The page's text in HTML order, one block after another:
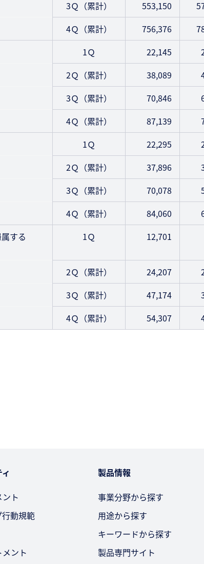
3Ｑ（累計）
553,150
4Ｑ（累計）
756,376
1Ｑ 22,145
2Ｑ（累計）
38,089
3Ｑ（累計）
70,846
4Ｑ（累計）
87,139
1Ｑ 22,295
2Ｑ（累計）
37,896
3Ｑ（累計）
70,078
4Ｑ（累計）
84,060
する
1Ｑ 12,701
2Ｑ（累計） 24,207
3Ｑ（累計）
47,174
4Ｑ（累計）
54,307
ト
動規範
メント
製品情報
事業分野から探す
用途から探す
キーワードから探す
製品専門サイト